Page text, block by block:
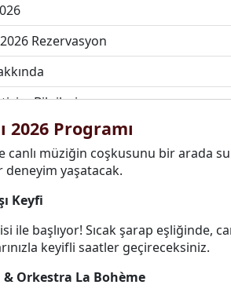
Rezervasyon
Bilgileri
2026 Programı
canlı müziğin coşkusunu bir arada
yaşatacak.
Keyfi
ile başlıyor! Sıcak şarap eşliğinde,
keyifli saatler geçireceksiniz.
& Orkestra La Bohème